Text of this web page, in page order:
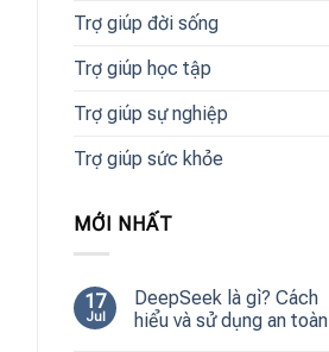
Trợ giúp đời sống
Trợ giúp học tập
Trợ giúp sự nghiệp
Trợ giúp sức khỏe
MỚI NHẤT
17
Jul
DeepSeek là gì? Cách
hiểu và sử dụng an toàn